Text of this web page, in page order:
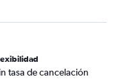
tasa de cancelación